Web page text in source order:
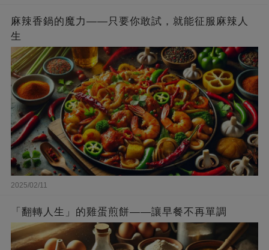
麻辣香鍋的魔力——只要你敢試，就能征服麻辣人
生
2025/02/11
「翻轉人生」的雞蛋煎餅——讓早餐不再單調